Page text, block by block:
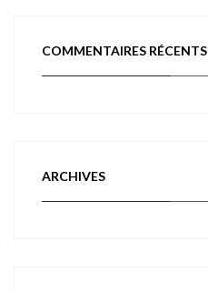
COMMENTAIRES RÉCENTS
ARCHIVES